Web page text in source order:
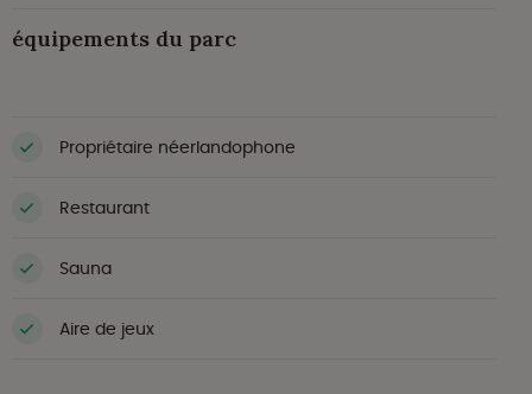
équipements du parc
Propriétaire néerlandophone
Restaurant
Sauna
Aire de jeux